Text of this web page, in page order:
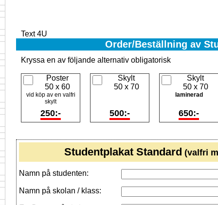
Text 4U
Order/Beställning av
Kryssa en av följande alternativ obligatorisk
Poster
50 x 60
vid köp av en valfri
skylt
250:-
Skylt
50 x 70
500:-
Skylt
50 x 70
laminerad
650:-
Studentplakat Standard (valfri
Namn på studenten:
Namn på skolan / klass: